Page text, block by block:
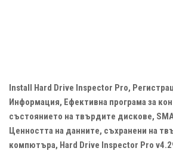
Install Hard Drive Inspector Pro,
Информация, Ефективна програма за
състоянието на твърдите дискове,
Ценността на данните, съхранени на
компютъра, Hard Drive Inspector Pro